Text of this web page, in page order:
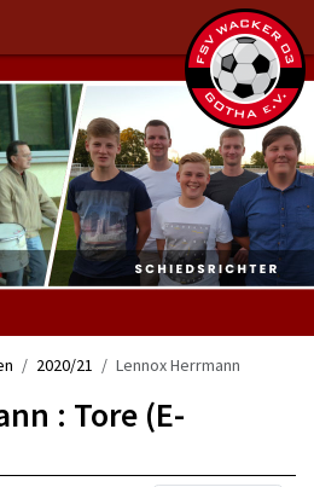
2020/21 Lennox Herrmann
: Tore (E-